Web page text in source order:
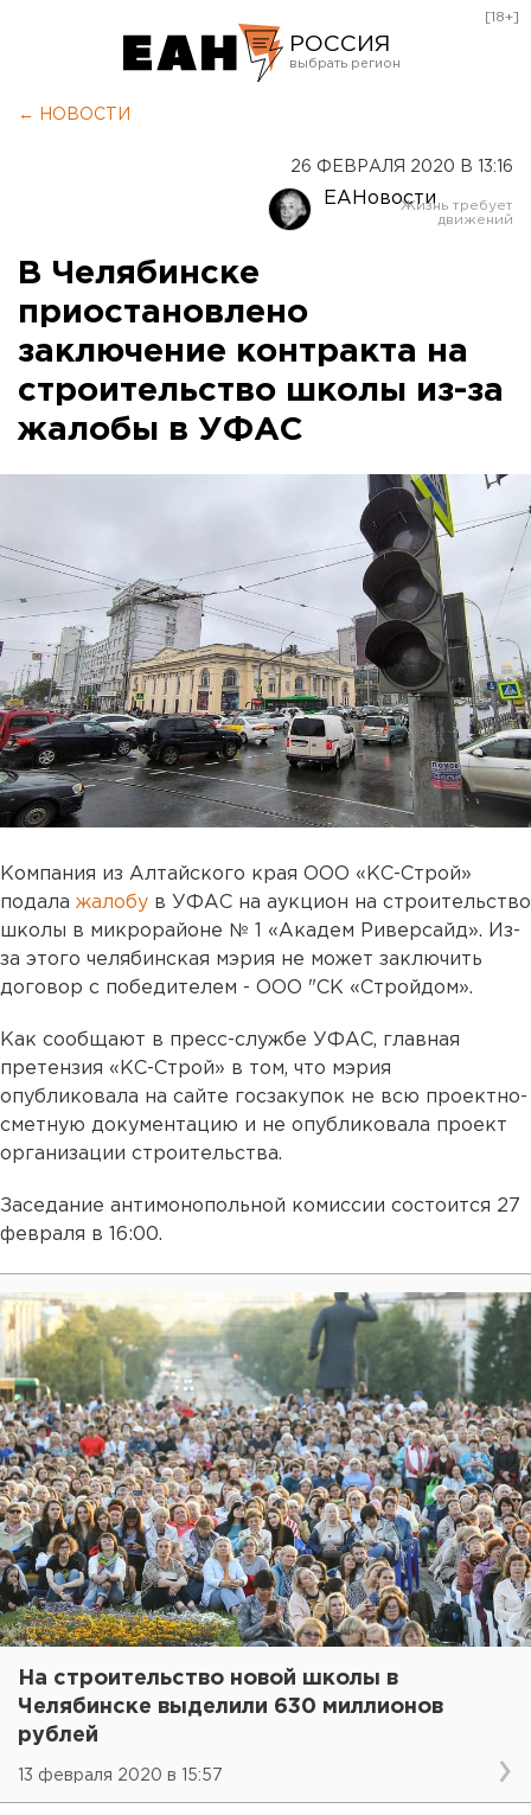
РОССИЯ
Оренбург
[18+]
← НОВОСТИ
26 ФЕВРАЛЯ 2020 В 13:16
ЕАНовости
В Челябинске
приостановлено
заключение контракта на
строительство школы из-за
жалобы в УФАС
Компания из Алтайского края ООО «КС-Строй»
подала жалобу в УФАС на аукцион на строительство
школы в микрорайоне № 1 «Академ Риверсайд». Из-
за этого челябинская мэрия не может заключить
договор с победителем - ООО "СК «Стройдом».
Как сообщают в пресс-службе УФАС, главная
претензия «КС-Строй» в том, что мэрия
опубликовала на сайте госзакупок не всю проектно-
сметную документацию и не опубликовала проект
организации строительства.
Заседание антимонопольной комиссии состоится 27
февраля в 16:00.
На строительство новой школы в
Челябинске выделили 630 миллионов
рублей
13 февраля 2020 в 15:57